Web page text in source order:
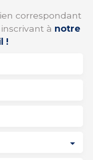
correspondant
à notre
!